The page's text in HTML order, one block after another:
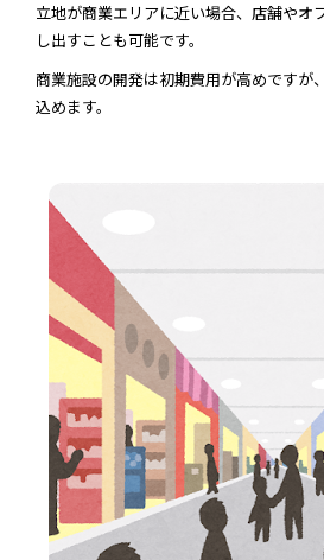
立地が商業エリアに近い場合、店舗やオ
し出すことも可能です。
商業施設の開発は初期費用が高めですが
込めます。